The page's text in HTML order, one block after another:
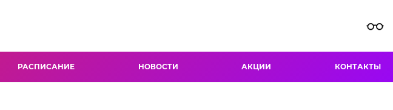
РАСПИСАНИЕ НОВОСТИ АКЦИИ КОНТАКТЫ